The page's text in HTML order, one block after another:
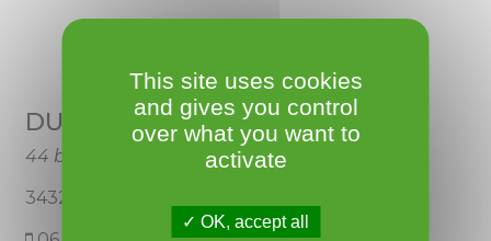
DUMONT-MARGERIN Sylvie
44 bis, rue de la Serre
34320 Roujan
This site uses cookies
and gives you control
over what you want to
activate
OK, accept all